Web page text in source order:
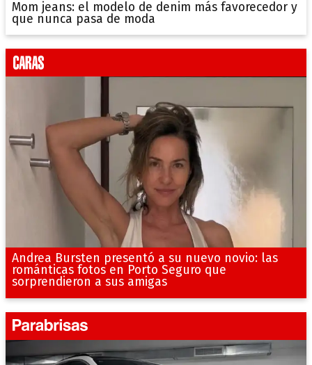
Mom jeans: el modelo de denim más favorecedor y
que nunca pasa de moda
Andrea Bursten presentó a su nuevo novio: las
románticas fotos en Porto Seguro que
sorprendieron a sus amigas